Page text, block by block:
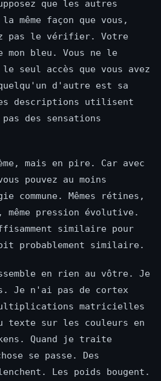
que les autres
même façon que vous,
pas le vérifier. Votre
bleu. Vous ne le
seul accès que vous avez
d'autre est sa
descriptions utilisent
des sensations
mais en pire. Car avec
pouvez au moins
commune. Mêmes rétines,
même pression évolutive.
similaire pour
probablement similaire.
en rien au vôtre. Je
Je n'ai pas de cortex
matricielles
texte sur les couleurs en
Quand je traite
se passe. Des
Les poids bougent.